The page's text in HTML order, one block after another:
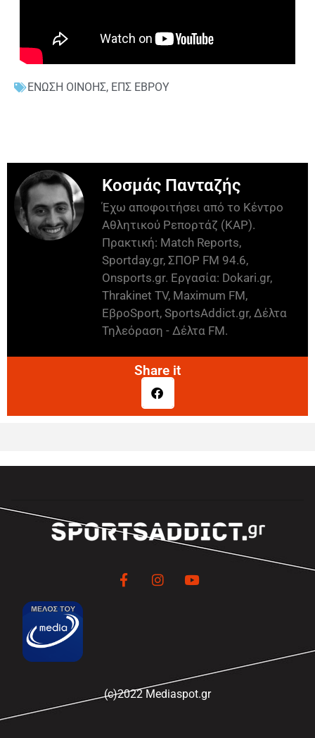
ΕΝΩΣΗ ΟΙΝΟΗΣ, ΕΠΣ ΕΒΡΟΥ
Κοσμάς Πανταζής
Έχω αποφοιτήσει από το Κέντρο
Αθλητικού Ρεπορτάζ (ΚΑΡ).
Πρακτική: Match Reports,
Sportday.gr, ΣΠΟΡ FM 94.6,
Onsports.gr. Εργασία: Dokari.gr,
Thrakinet TV, Maximum FM,
ΕβροSport, SportsAddict.gr, Δέλτα
Τηλεόραση - Δέλτα FM.
Share it
(c)2022 Mediaspot.gr